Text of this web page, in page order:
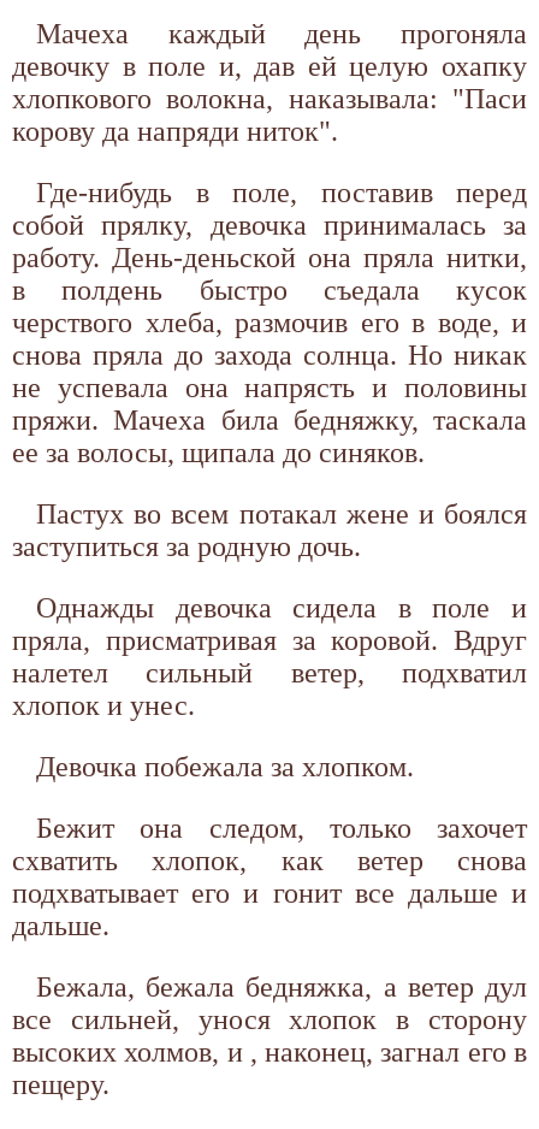
Мачеха каждый день прогоняла
девочку в поле и, дав ей целую охапку
хлопкового волокна, наказывала: "Паси
корову да напряди ниток".
Где-нибудь в поле, поставив перед
собой прялку, девочка принималась за
работу. День-деньской она пряла нитки,
в полдень быстро съедала кусок
черствого хлеба, размочив его в воде, и
снова пряла до захода солнца. Но никак
не успевала она напрясть и половины
пряжи. Мачеха била бедняжку, таскала
ее за волосы, щипала до синяков.
Пастух во всем потакал жене и боялся
заступиться за родную дочь.
Однажды девочка сидела в поле и
пряла, присматривая за коровой. Вдруг
налетел сильный ветер, подхватил
хлопок и унес.
Девочка побежала за хлопком.
Бежит она следом, только захочет
схватить хлопок, как ветер снова
подхватывает его и гонит все дальше и
дальше.
Бежала, бежала бедняжка, а ветер дул
все сильней, унося хлопок в сторону
высоких холмов, и , наконец, загнал его в
пещеру.